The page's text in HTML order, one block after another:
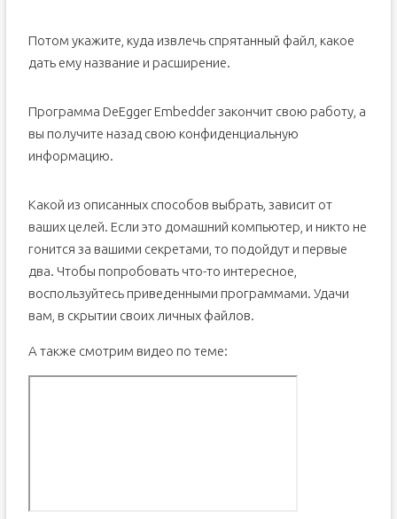
Потом укажите, куда извлечь спрятанный файл, какое
дать ему название и расширение.
Программа DeEgger Embedder закончит свою работу, а
вы получите назад свою конфиденциальную
информацию.
Какой из описанных способов выбрать, зависит от
ваших целей. Если это домашний компьютер, и никто не
гонится за вашими секретами, то подойдут и первые
два. Чтобы попробовать что-то интересное,
воспользуйтесь приведенными программами. Удачи
вам, в скрытии своих личных файлов.
А также смотрим видео по теме: